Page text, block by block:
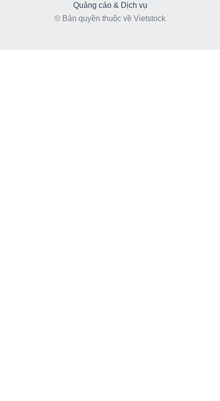
Quảng cáo & Dịch vụ
© Bản quyền thuộc về Vietstock